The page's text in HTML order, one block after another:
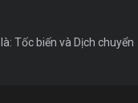
Tốc biến và Dịch chuyển